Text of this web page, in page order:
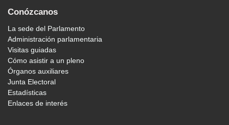
Conózcanos
La sede del Parlamento
Administración parlamentaria
Visitas guiadas
Cómo asistir a un pleno
Órganos auxiliares
Junta Electoral
Estadísticas
Enlaces de interés